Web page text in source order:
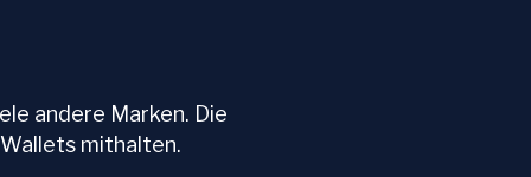
andere Marken. Die
mithalten.